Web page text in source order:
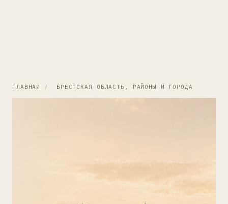
ГЛАВНАЯ / БРЕСТСКАЯ ОБЛАСТЬ, РАЙОНЫ И ГОРОДА